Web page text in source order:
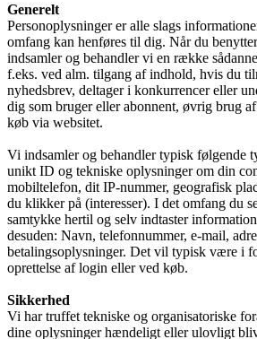
Generelt
Personoplysninger er alle slags
omfang kan henføres til dig. Når du
indsamler og behandler vi en række
f.eks. ved alm. tilgang af indhold, hvis du
nyhedsbrev, deltager i konkurrencer eller
dig som bruger eller abonnent, øvrig brug
køb via websitet.
Vi indsamler og behandler typisk følgende
unikt ID og tekniske oplysninger om din
mobiltelefon, dit IP-nummer, geografisk
du klikker på (interesser). I det omfang du
samtykke hertil og selv indtaster
desuden: Navn, telefonnummer, e-mail,
betalingsoplysninger. Det vil typisk være i
oprettelse af login eller ved køb.
Sikkerhed
Vi har truffet tekniske og organisatoriske
dine oplysninger hændeligt eller ulovligt